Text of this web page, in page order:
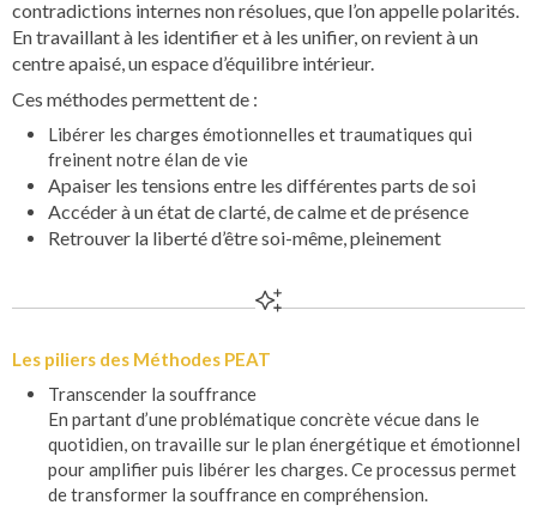
contradictions internes non résolues, que l’on appelle polarités.
En travaillant à les identifier et à les unifier, on revient à un
centre apaisé, un espace d’équilibre intérieur.
Ces méthodes permettent de :
Libérer les charges émotionnelles et traumatiques qui
freinent notre élan de vie
Apaiser les tensions entre les différentes parts de soi
Accéder à un état de clarté, de calme et de présence
Retrouver la liberté d’être soi-même, pleinement
Les piliers des Méthodes PEAT
Transcender la souffrance
En partant d’une problématique concrète vécue dans le
quotidien, on travaille sur le plan énergétique et émotionnel
pour amplifier puis libérer les charges. Ce processus permet
de transformer la souffrance en compréhension.